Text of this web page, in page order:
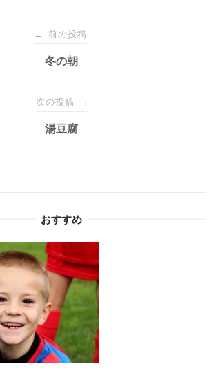
← 前の投稿
冬の朝
次の投稿 →
湯豆腐
おすすめ